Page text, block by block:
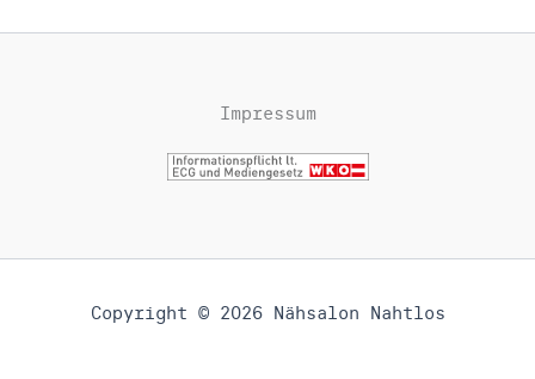
Impressum
Copyright © 2026 Nähsalon Nahtlos